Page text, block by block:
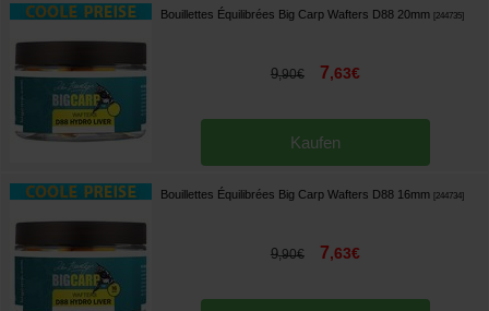
Bouillettes Équilibrées Big Carp Wafters D88 20mm [244735]
9,90€ 7,63€
Kaufen
Bouillettes Équilibrées Big Carp Wafters D88 16mm [244734]
9,90€ 7,63€